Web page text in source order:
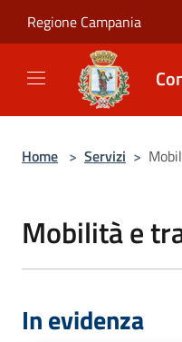
Regione Campania
Home > Servizi >
Mobilità e
In evidenza